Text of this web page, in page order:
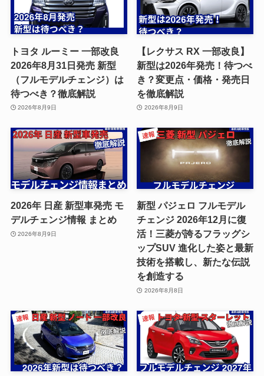
トヨタ ルーミー 一部改良
2026年8月31日発売 新型
（フルモデルチェンジ）は
待つべき？徹底解説
2026年8月9日
【レクサス RX 一部改良】
新型は2026年発売！待つべ
き？変更点・価格・発売日
を徹底解説
2026年8月9日
2026年 日産 新型車発売 モ
デルチェンジ情報 まとめ
2026年8月9日
新型 パジェロ フルモデル
チェンジ 2026年12月に復
活！三菱が誇るフラッグシ
ップSUV 進化した姿と最新
技術を搭載し、新たな伝説
を創造する
2026年8月8日